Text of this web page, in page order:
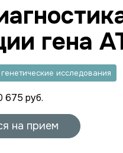
гена
исследования
675 руб.
на прием